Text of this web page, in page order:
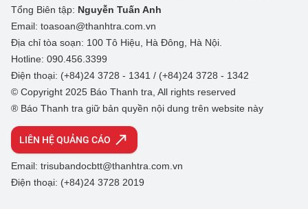
Tổng Biên tập: Nguyễn Tuấn Anh
Email: toasoan@thanhtra.com.vn
Địa chỉ tòa soạn: 100 Tô Hiệu, Hà Đông, Hà Nội.
Hotline: 090.456.3399
Điện thoại: (+84)24 3728 - 1341 / (+84)24 3728 - 1342
© Copyright 2025 Báo Thanh tra, All rights reserved
® Báo Thanh tra giữ bản quyền nội dung trên website này
LIÊN HỆ QUẢNG CÁO
Email: trisubandocbtt@thanhtra.com.vn
Điện thoại: (+84)24 3728 2019